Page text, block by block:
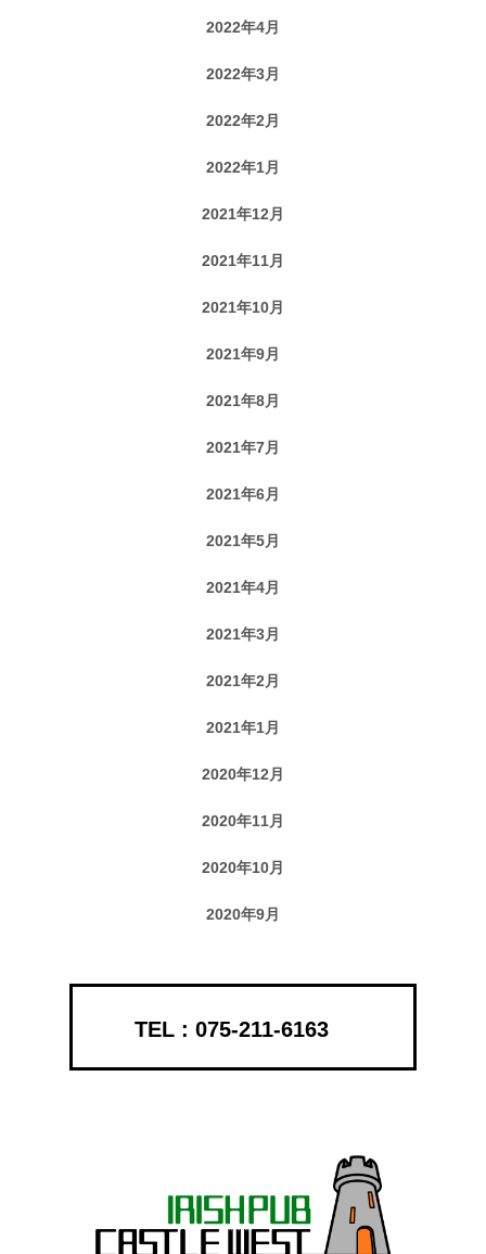
2022年4月
2022年3月
2022年2月
2022年1月
2021年12月
2021年11月
2021年10月
2021年9月
2021年8月
2021年7月
2021年6月
2021年5月
2021年4月
2021年3月
2021年2月
2021年1月
2020年12月
2020年11月
2020年10月
2020年9月
075-211-6163